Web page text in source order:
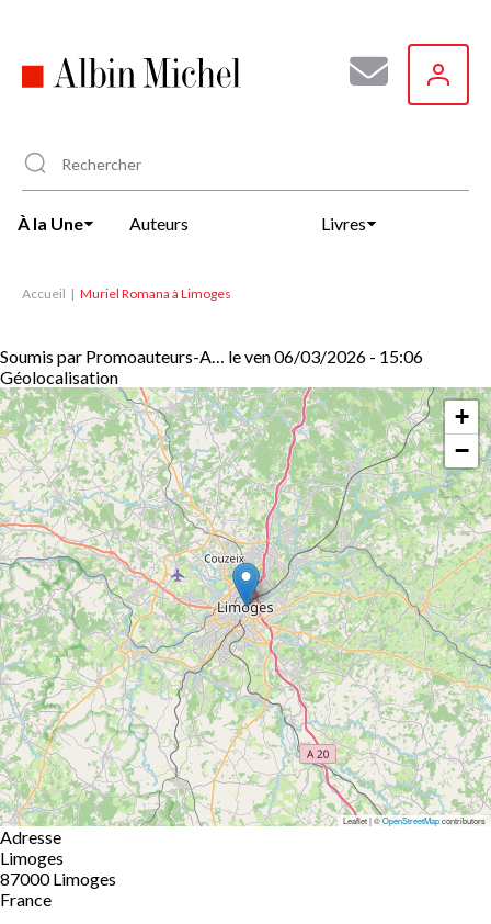
principal
À la Une Auteurs Livres
Accueil Muriel Romana à Limoges
Soumis par Promoauteurs-A… leven 06/03/2026 - 15:06
Géolocalisation
+
−
Leaflet | ©OpenStreetMapcontributors
Adresse
Limoges
87000 Limoges
France